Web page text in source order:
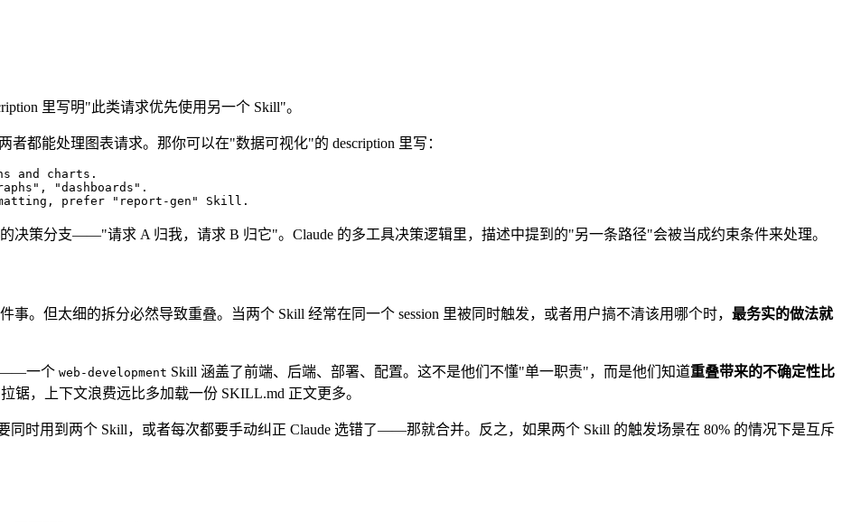
里写明"此类请求优先使用另一个 Skill"。
都能处理图表请求。那你可以在"数据可视化"的 description 里写：
and charts.
"dashboards".
prefer "report-gen" Skill.
决策分支——"请求 A 归我，请求 B 归它"。Claude 的多工具决策逻辑里，描述中提到的"另一条路径"会被当成约束条件来处理。
。但太细的拆分必然导致重叠。当两个 Skill 经常在同一个 session 里被同时触发，或者用户搞不清该用哪个时， 最务实的做法就
——一个 web-development Skill 涵盖了前端、后端、部署、配置。这不是他们不懂"单一职责"，而是他们知道重叠带来的不确定性比
，上下文浪费远比多加载一份 SKILL.md 正文更多。
同时用到两个 Skill，或者每次都要手动纠正 Claude 选错了——那就合并。反之，如果两个 Skill 的触发场景在 80% 的情况下是互斥